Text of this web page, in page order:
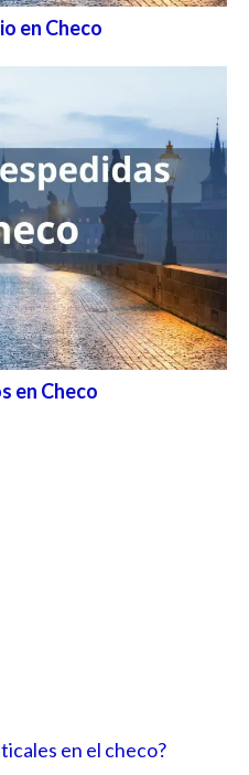
en Checo
en Checo